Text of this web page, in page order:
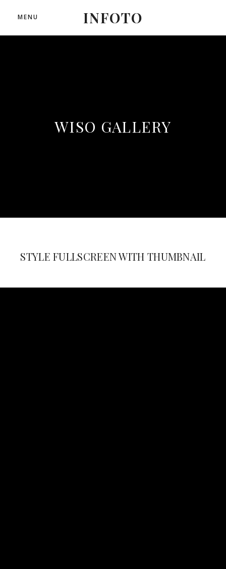
INFOTO
MENU
WISO GALLERY
STYLE FULLSCREEN WITH THUMBNAIL